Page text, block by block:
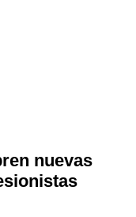
nuevas